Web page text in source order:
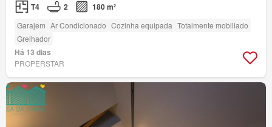
T4 2 180 m²
Garajem Ar Condicionado Cozinha equipada Totalmente mobiliado
Grelhador
Há 13 dias
PROPERSTAR